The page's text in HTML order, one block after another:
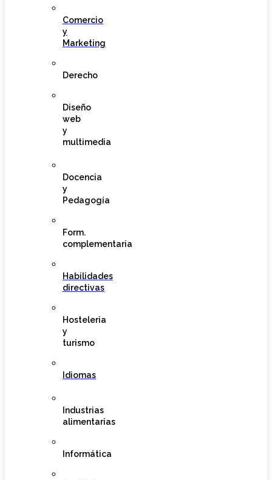
Comercio
y
Marketing
Derecho
Diseño
web
y
multimedia
Docencia
y
Pedagogía
Form.
complementaria
Habilidades
directivas
Hosteleria
y
turismo
Idiomas
Industrias
alimentarias
Informática